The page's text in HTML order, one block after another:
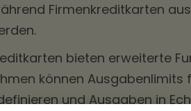
Firmenkreditkarten
bieten erweiterte
können
und Ausgaben in